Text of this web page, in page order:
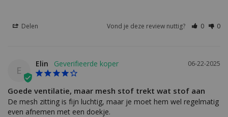
Delen Vond je deze review nuttig? 0 0
E
06-22-2025
Elin
Goede ventilatie, maar mesh stof trekt wat stof aan
De mesh zitting is fijn luchtig, maar je moet hem wel regelmatig
even afnemen met een doekje.